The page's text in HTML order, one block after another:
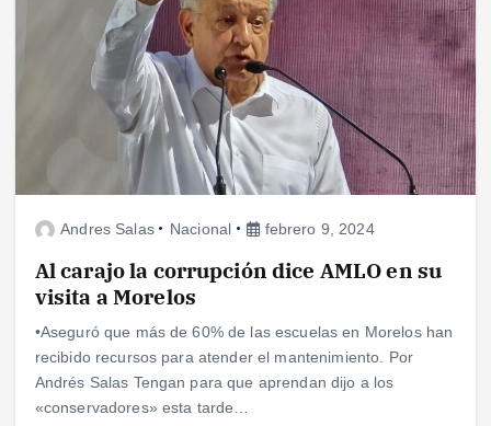
Andres Salas Nacional febrero 9, 2024
Al carajo la corrupción dice AMLO en su
visita a Morelos
•Aseguró que más de 60% de las escuelas en Morelos han
recibido recursos para atender el mantenimiento. Por
Andrés Salas Tengan para que aprendan dijo a los
«conservadores» esta tarde…